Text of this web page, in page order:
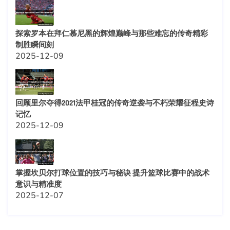
探索罗本在拜仁慕尼黑的辉煌巅峰与那些难忘的传奇精彩
制胜瞬间刻
2025-12-09
回顾里尔夺得2021法甲桂冠的传奇逆袭与不朽荣耀征程史诗
记忆
2025-12-09
掌握坎贝尔打球位置的技巧与秘诀 提升篮球比赛中的战术
意识与精准度
2025-12-07